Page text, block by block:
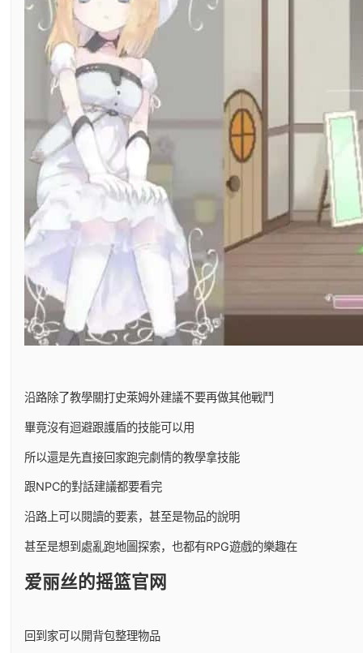
沿路除了教學關打史萊姆外建議不要再做其他戰鬥
畢竟沒有迴避跟護盾的技能可以用
所以還是先直接回家跑完劇情的教學拿技能
跟NPC的對話建議都要看完
沿路上可以閱讀的要素，甚至是物品的說明
甚至是想到處亂跑地圖探索，也都有RPG遊戲的樂趣在
爱丽丝的摇篮官网
回到家可以開背包整理物品